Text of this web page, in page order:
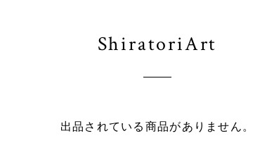
ShiratoriArt
出品されている商品がありません。